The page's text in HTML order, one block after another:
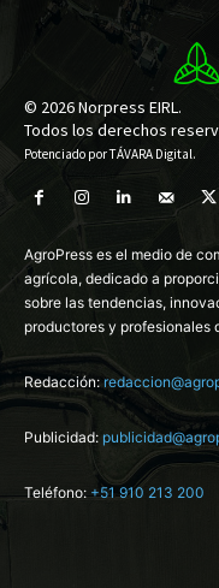
© 2026 Norpress EIRL.
Todos los derechos
Potenciado porTÁVARA Digital.
AgroPress es el medio de
agrícola, dedicado a
sobre las tendencias,
productores y profesionales
Redacción:
Publicidad:
Teléfono: +51 910 213 200